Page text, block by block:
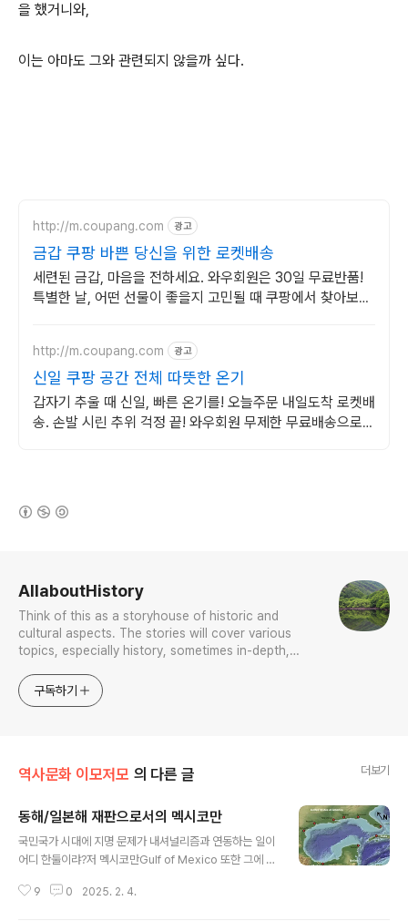
을 했거니와,
이는 아마도 그와 관련되지 않을까 싶다.
http://m.coupang.com 광고
금갑 쿠팡 바쁜 당신을 위한 로켓배송
세련된 금갑, 마음을 전하세요. 와우회원은 30일 무료반품!
특별한 날, 어떤 선물이 좋을지 고민될 때 쿠팡에서 찾아보세
http://m.coupang.com 광고
신일 쿠팡 공간 전체 따뜻한 온기
갑자기 추울 때 신일, 빠른 온기를! 오늘주문 내일도착 로켓배
송. 손발 시린 추위 걱정 끝! 와우회원 무제한 무료배송으로
AllaboutHistory
Think of this as a storyhouse of historic and
cultural aspects. The stories will cover various
topics, especially history, sometimes in-depth,
approach will be to resist any common sense or
generalized viewpoint
구독하기
역사문화 이모저모 의 다른 글 더보기
동해/일본해 재판으로서의 멕시코만
국민국가 시대에 지명 문제가 내셔널리즘과 연동하는 일이
어디 한둘이랴?저 멕시코만Gulf of Mexico 또한 그에 휘
구에 회자하기 시작했으니 미국제일주의를 선언한 미국 신
9 0 2025. 2. 4.